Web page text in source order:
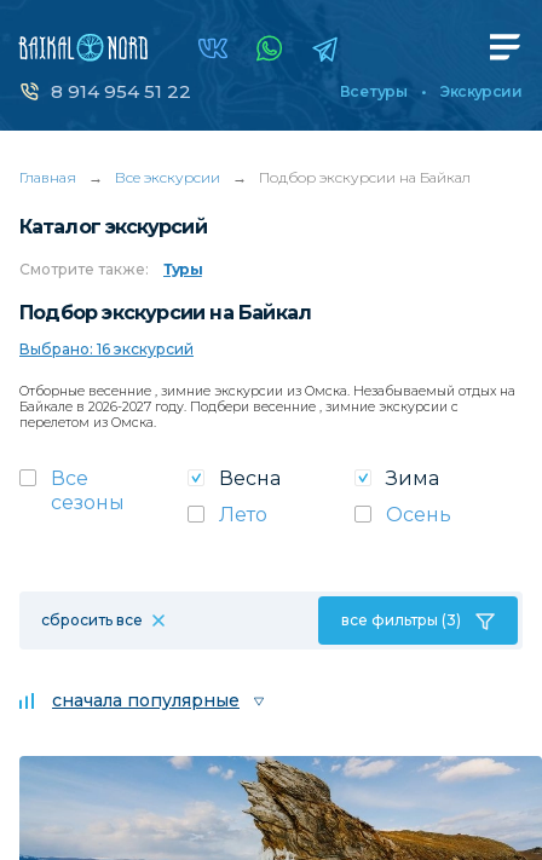
8 914 954 51 22 Все туры Экскурсии
Главная → Все экскурсии → Подбор экскурсии на Байкал
Каталог экскурсий
Смотрите также: Туры
Подбор экскурсии на Байкал
Выбрано: 16 экскурсий
Отборные весенние , зимние экскурсии из Омска. Незабываемый отдых на
Байкале в 2026-2027 году. Подбери весенние , зимние экскурсии с
перелетом из Омска.
Все
сезоны
Весна
Зима
Лето
Осень
сбросить все все фильтры (3)
сначала популярные